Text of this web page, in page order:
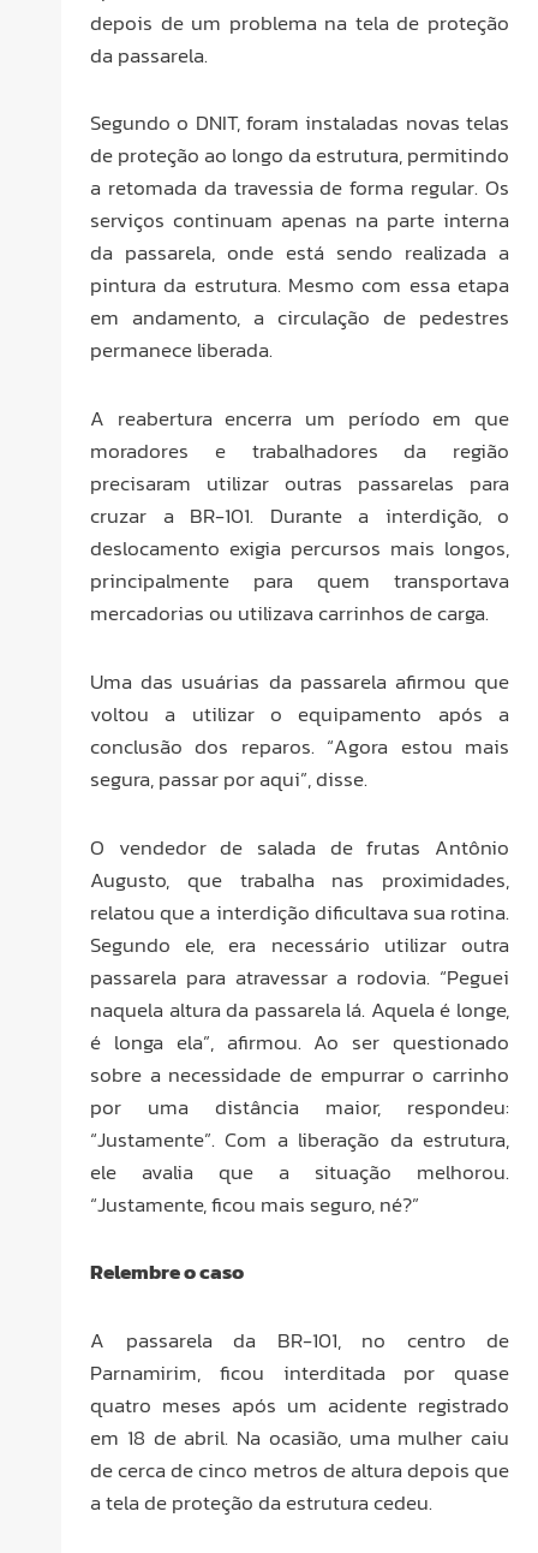
depois de um problema na tela de proteção
da passarela.
Segundo o DNIT, foram instaladas novas telas
de proteção ao longo da estrutura, permitindo
a retomada da travessia de forma regular. Os
serviços continuam apenas na parte interna
da passarela, onde está sendo realizada a
pintura da estrutura. Mesmo com essa etapa
em andamento, a circulação de pedestres
permanece liberada.
A reabertura encerra um período em que
moradores e trabalhadores da região
precisaram utilizar outras passarelas para
cruzar a BR-101. Durante a interdição, o
deslocamento exigia percursos mais longos,
principalmente para quem transportava
mercadorias ou utilizava carrinhos de carga.
Uma das usuárias da passarela afirmou que
voltou a utilizar o equipamento após a
conclusão dos reparos. “Agora estou mais
segura, passar por aqui”, disse.
O vendedor de salada de frutas Antônio
Augusto, que trabalha nas proximidades,
relatou que a interdição dificultava sua rotina.
Segundo ele, era necessário utilizar outra
passarela para atravessar a rodovia. “Peguei
naquela altura da passarela lá. Aquela é longe,
é longa ela”, afirmou. Ao ser questionado
sobre a necessidade de empurrar o carrinho
por uma distância maior, respondeu:
“Justamente”. Com a liberação da estrutura,
ele avalia que a situação melhorou.
“Justamente, ficou mais seguro, né?”
Relembre o caso
A passarela da BR-101, no centro de
Parnamirim, ficou interditada por quase
quatro meses após um acidente registrado
em 18 de abril. Na ocasião, uma mulher caiu
de cerca de cinco metros de altura depois que
a tela de proteção da estrutura cedeu.